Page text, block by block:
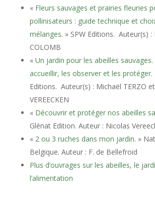
« Fleurs sauvages et prairies fleuries
pollinisateurs : guide technique et
mélanges. » SPW Editions. Auteur(s) :
COLOMB
« Un jardin pour les abeilles
accueillir, les observer et les protéger.
Editions. Auteur(s) : Michaël TERZO
VEREECKEN
« Découvrir et protéger nos abeilles
Glénat Edition. Auteur : Nicolas
« 2 ou 3 ruches dans mon jardin. »
Belgique. Auteur : F. de Bellefroid
Plus d’ouvrages sur les abeilles, le
l’alimentation